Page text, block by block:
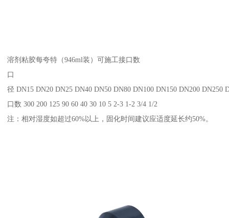
溶剂粘胶每夸特（946ml装）可施工接口数
口
径 DN15 DN20 DN25 DN40 DN50 DN80 DN100 DN150 DN200 DN250
口数 300 200 125 90 60 40 30 10 5 2-3 1-2 3/4 1/2
注：相对湿度如超过60%以上，固化时间建议应适度延长约50%。